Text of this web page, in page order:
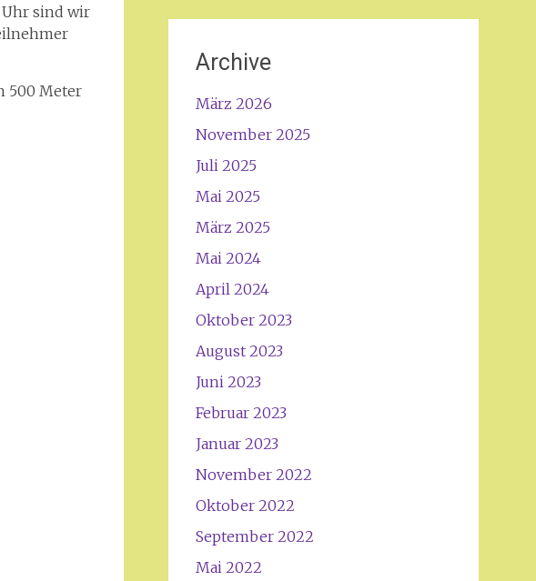
Uhr sind wir
500 Meter
Archive
März 2026
November 2025
Juli 2025
Mai 2025
März 2025
Mai 2024
April 2024
Oktober 2023
August 2023
Juni 2023
Februar 2023
Januar 2023
November 2022
Oktober 2022
September 2022
Mai 2022